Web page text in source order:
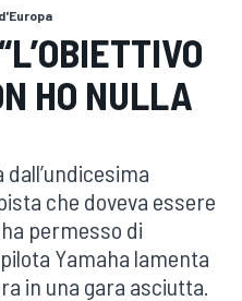
HO NULLA
che doveva essere
permesso di
Yamaha lamenta
in una gara asciutta.